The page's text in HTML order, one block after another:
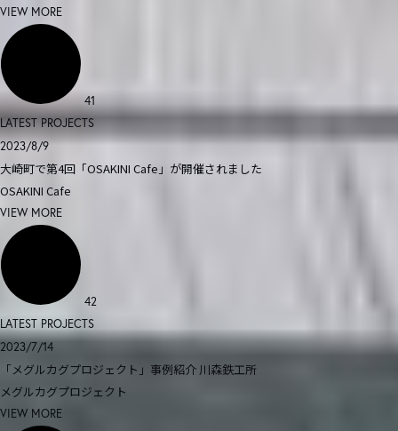
VIEW MORE
41
LATEST PROJECTS
2023/8/9
大崎町で第4回「OSAKINI Cafe」が開催されました
OSAKINI Cafe
VIEW MORE
42
LATEST PROJECTS
2023/7/14
「メグルカグプロジェクト」事例紹介 川森鉄工所
メグルカグプロジェクト
VIEW MORE